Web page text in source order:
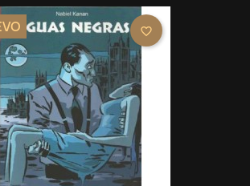
favorite_border